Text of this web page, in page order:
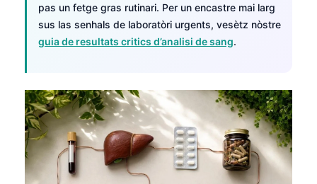
pas un fetge gras rutinari. Per un encastre mai larg
sus las senhals de laboratòri urgents, vesètz nòstre
guia de resultats critics d’analisi de sang.
Français
עִבְרִית
Italiano
Español
Türkçe
Română